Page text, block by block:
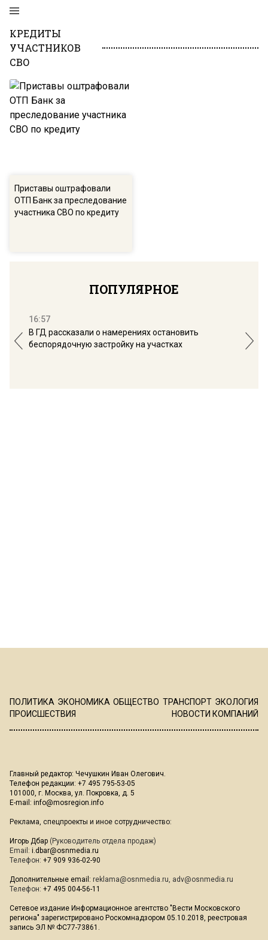
КРЕДИТЫ
УЧАСТНИКОВ
СВО
Приставы оштрафовали
ОТП Банк за преследование
участника СВО по кредиту
ПОПУЛЯРНОЕ
16:57
В ГД рассказали о намерениях остановить
беспорядочную застройку на участках
ПОЛИТИКА ЭКОНОМИКА ОБЩЕСТВО ТРАНСПОРТ ЭКОЛОГИЯ
ПРОИСШЕСТВИЯ
НОВОСТИ КОМПАНИЙ
Главный редактор: Чечушкин Иван Олегович.
Телефон редакции: +7 495 795-53-05
101000, г. Москва, ул. Покровка, д. 5
E-mail: info@mosregion.info
Реклама, спецпроекты и иное сотрудничество:
Игорь Дбар (Руководитель отдела продаж)
Email: i.dbar@osnmedia.ru
Телефон: +7 909 936-02-90
Дополнительные email: reklama@osnmedia.ru, adv@osnmedia.ru
Телефон: +7 495 004-56-11
Сетевое издание Информационное агентство "Вести Московского
региона" зарегистрировано Роскомнадзором 05.10.2018, реестровая
запись ЭЛ № ФС77-73861.